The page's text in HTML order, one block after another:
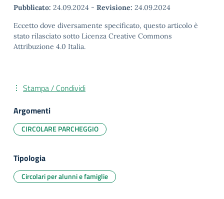
Pubblicato: 24.09.2024 - Revisione: 24.09.2024
Eccetto dove diversamente specificato, questo articolo è
stato rilasciato sotto Licenza Creative Commons
Attribuzione 4.0 Italia.
Stampa / Condividi
Argomenti
CIRCOLARE PARCHEGGIO
Tipologia
Circolari per alunni e famiglie